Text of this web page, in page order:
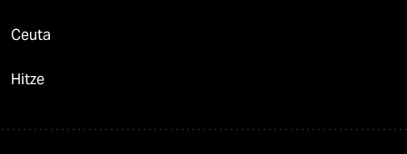
Ceuta
Hitze